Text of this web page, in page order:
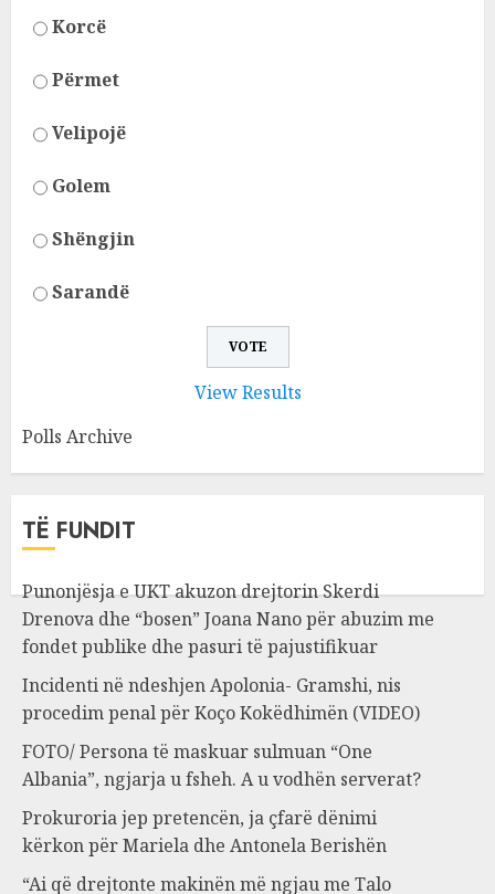
Korcë
Përmet
Velipojë
Golem
Shëngjin
Sarandë
View Results
Polls Archive
TË FUNDIT
Punonjësja e UKT akuzon drejtorin Skerdi
Drenova dhe “bosen” Joana Nano për abuzim me
fondet publike dhe pasuri të pajustifikuar
Incidenti në ndeshjen Apolonia- Gramshi, nis
procedim penal për Koço Kokëdhimën (VIDEO)
FOTO/ Persona të maskuar sulmuan “One
Albania”, ngjarja u fsheh. A u vodhën serverat?
Prokuroria jep pretencën, ja çfarë dënimi
kërkon për Mariela dhe Antonela Berishën
“Ai që drejtonte makinën më ngjau me Talo